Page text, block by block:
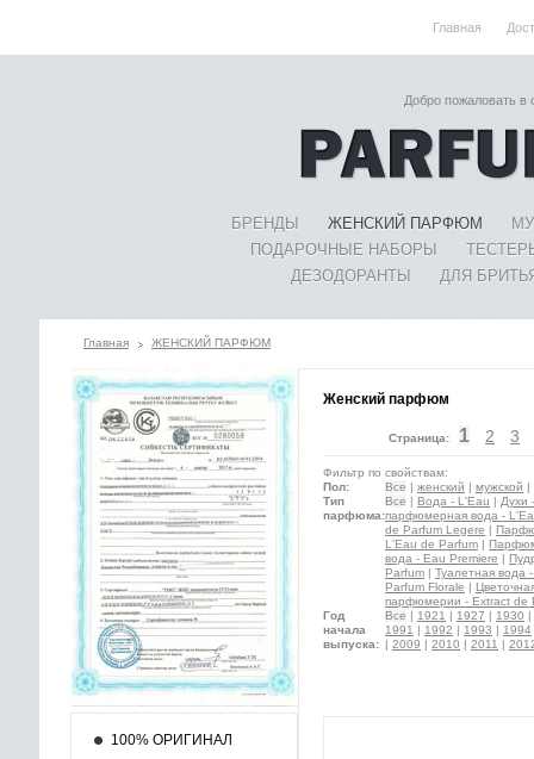
Главная
Добро пожаловать
БРЕНДЫ ЖЕНСКИЙ ПАРФЮМ
ПОДАРОЧНЫЕ НАБОРЫ
ДЕЗОДОРАНТЫ
ДЛЯ
Главная ЖЕНСКИЙ ПАРФЮМ
Женский парфюм
Страница: 1 2 3
Фильтр по свойствам:
Пол:
Все | женский | мужской |
Тип
парфюма:
Все | Вода - L'Eau | Духи
парфюмерная вода -
de Parfum Legere |
L'Eau de Parfum |
вода - Eau Premiere |
Parfum | Туалетная вода
Parfum Florale |
парфюмерии - Extract de
Год
начала
выпуска:
Все | 1921 | 1927 | 1930 |
1991 | 1992 | 1993 | 1994
| 2009 | 2010 | 2011 |
100% ОРИГИНАЛ